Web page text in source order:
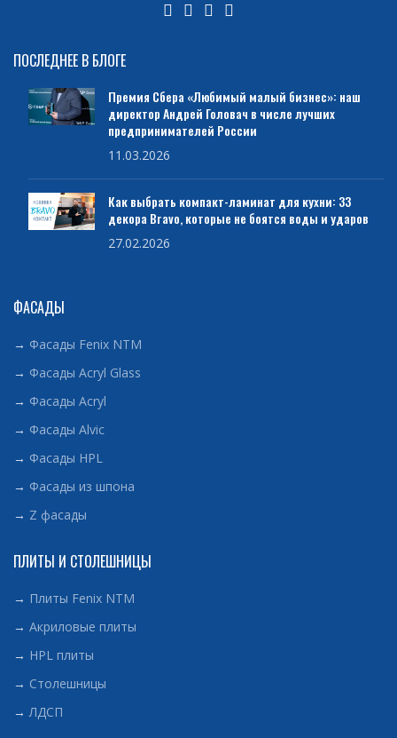
ПОСЛЕДНЕЕ В БЛОГЕ
Премия Сбера «Любимый малый бизнес»: наш
директор Андрей Головач в числе лучших
предпринимателей России
11.03.2026
Как выбрать компакт-ламинат для кухни: 33
декора Bravo, которые не боятся воды и ударов
27.02.2026
ФАСАДЫ
→ Фасады Fenix NTM
→ Фасады Acryl Glass
→ Фасады Acryl
→ Фасады Alvic
→ Фасады HPL
→ Фасады из шпона
→ Z фасады
ПЛИТЫ И СТОЛЕШНИЦЫ
→ Плиты Fenix NTM
→ Акриловые плиты
→ HPL плиты
→ Столешницы
→ЛДСП